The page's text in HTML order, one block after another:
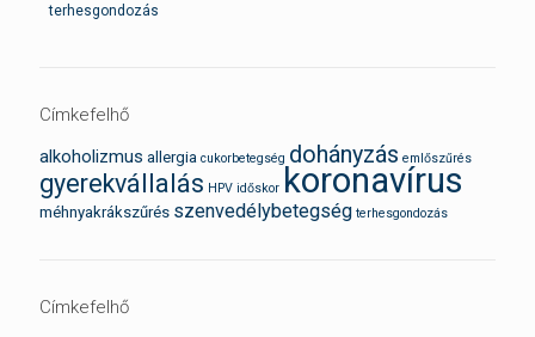
terhesgondozás
Címkefelhő
alkoholizmus allergia cukorbetegség dohányzás emlőszűrés
gyerekvállalás HPV időskor koronavírus
méhnyakrákszűrés szenvedélybetegség terhesgondozás
Címkefelhő